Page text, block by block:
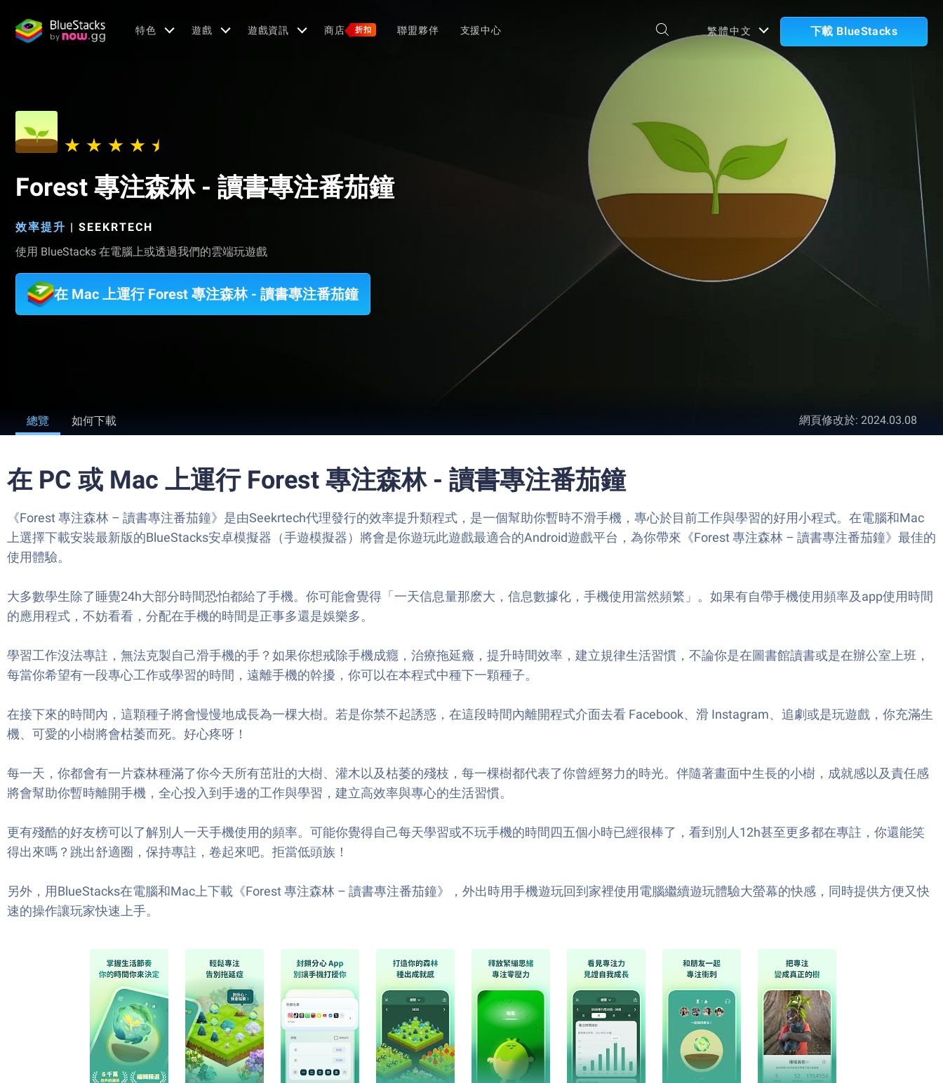
特色 遊戲 遊戲資訊 商店 折扣 聯盟夥伴 支援中心 繁體中文 下載 BlueStacks
Forest 專注森林 - 讀書專注番茄鐘
效率提升 | SEEKRTECH
使用 BlueStacks 在電腦上或透過我們的雲端玩遊戲
在 Mac 上運行 Forest 專注森林 - 讀書專注番茄鐘
總覽 如何下載 網頁修改於: 2024.03.08
在 PC 或 Mac 上運行 Forest 專注森林 - 讀書專注番茄鐘
《Forest 專注森林 – 讀書專注番茄鐘》是由Seekrtech代理發行的效率提升類程式，是一個幫助你暫時不滑手機，專心於目前工作與學習的好用小程式。在電腦和Mac
上選擇下載安裝最新版的BlueStacks安卓模擬器（手遊模擬器）將會是你遊玩此遊戲最適合的Android遊戲平台，為你帶來《Forest 專注森林 – 讀書專注番茄鐘》最佳的
使用體驗。
大多數學生除了睡覺24h大部分時間恐怕都給了手機。你可能會覺得「一天信息量那麽大，信息數據化，手機使用當然頻繁」。如果有自帶手機使用頻率及app使用時間
的應用程式，不妨看看，分配在手機的時間是正事多還是娛樂多。
學習工作沒法專註，無法克製自己滑手機的手？如果你想戒除手機成癮，治療拖延癥，提升時間效率，建立規律生活習慣，不論你是在圖書館讀書或是在辦公室上班，
每當你希望有一段專心工作或學習的時間，遠離手機的幹擾，你可以在本程式中種下一顆種子。
在接下來的時間內，這顆種子將會慢慢地成長為一棵大樹。若是你禁不起誘惑，在這段時間內離開程式介面去看 Facebook、滑 Instagram、追劇或是玩遊戲，你充滿生
機、可愛的小樹將會枯萎而死。好心疼呀！
每一天，你都會有一片森林種滿了你今天所有茁壯的大樹、灌木以及枯萎的殘枝，每一棵樹都代表了你曾經努力的時光。伴隨著畫面中生長的小樹，成就感以及責任感
將會幫助你暫時離開手機，全心投入到手邊的工作與學習，建立高效率與專心的生活習慣。
更有殘酷的好友榜可以了解別人一天手機使用的頻率。可能你覺得自己每天學習或不玩手機的時間四五個小時已經很棒了，看到別人12h甚至更多都在專註，你還能笑
得出來嗎？跳出舒適圈，保持專註，卷起來吧。拒當低頭族！
另外，用BlueStacks在電腦和Mac上下載《Forest 專注森林 – 讀書專注番茄鐘》，外出時用手機遊玩回到家裡使用電腦繼續遊玩體驗大螢幕的快感，同時提供方便又快
速的操作讓玩家快速上手。